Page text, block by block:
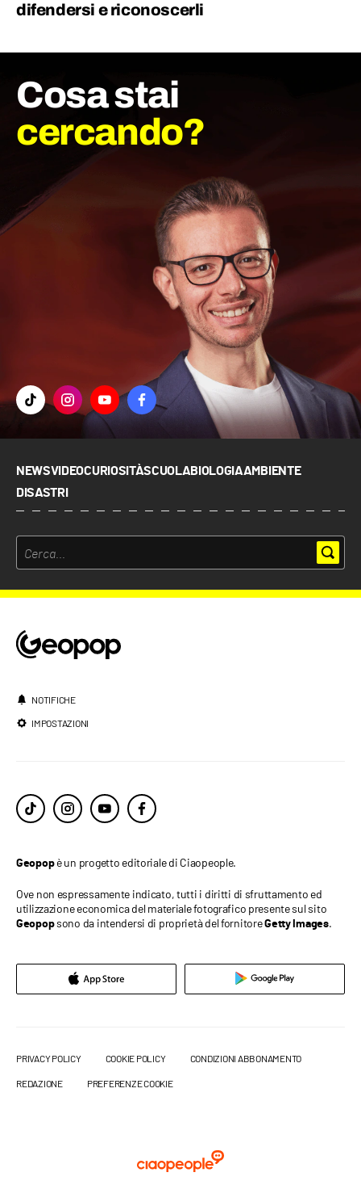
difendersi e riconoscerli
Cosa stai
cercando?
NEWSVIDEOCURIOSITÀSCUOLABIOLOGIAAMBIENTE
DISASTRI
NOTIFICHE
IMPOSTAZIONI
Geopopè un progetto editoriale di Ciaopeople.
Ove non espressamente indicato, tutti i diritti di sfruttamento ed
utilizzazione economica del materiale fotografico presente sul sito
Geopopsono da intendersi di proprietà del fornitoreGetty Images.
PRIVACY POLICY COOKIE POLICY CONDIZIONI ABBONAMENTO
REDAZIONE PREFERENZE COOKIE